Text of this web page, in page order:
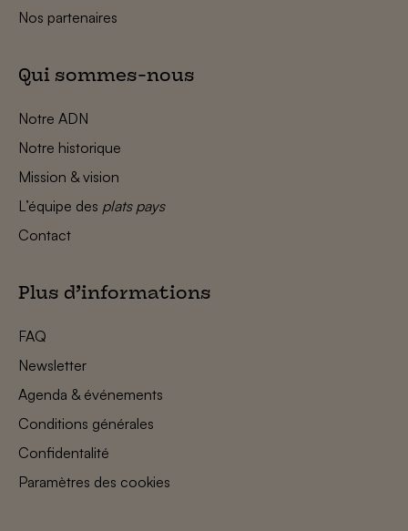
Nos partenaires
Qui sommes-nous
Notre ADN
Notre historique
Mission & vision
L’équipe des plats pays
Contact
Plus d’informations
FAQ
Newsletter
Agenda & événements
Conditions générales
Confidentalité
Paramètres des cookies